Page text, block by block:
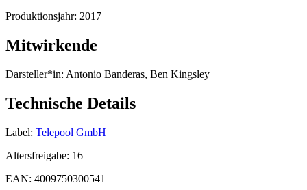
Produktionsjahr: 2017
Mitwirkende
Darsteller*in: Antonio Banderas, Ben Kingsley
Technische Details
Label: Telepool GmbH
Altersfreigabe: 16
EAN: 4009750300541